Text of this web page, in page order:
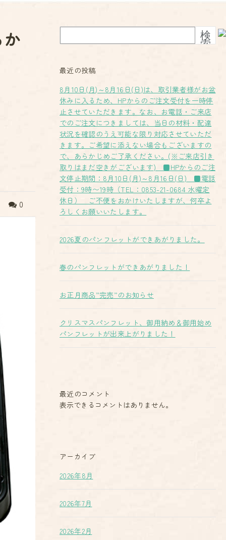
0
検
索
最近の投稿
8月10日(月)～8月16日(日)は、取引業者様がお盆
休みに入るため、HPからのご注文受付を一時停
止させていただきます。なお、お電話・ご来店
でのご注文につきましては、当日の材料・配達
状況を確認のうえ可能な限り対応させていただ
きます。ご希望に添えない場合もございますの
で、あらかじめご了承ください。(※ご来店引き
取りはまだ空きがございます) ■HPからのご注
文停止期間：8月10日(月)～8月16日(日) ■電話
受付：9時〜19時（TEL：0853-21-0684 水曜定
休日） ご不便をおかけいたしますが、何卒よ
ろしくお願いいたします。
2026夏のパンフレットができあがりました。
春のパンフレットができあがりました！
お正月商品”完売”のお知らせ
クリスマスパンフレット、御用納め＆御用始め
パンフレットが出来上がりました！
最近のコメント
表示できるコメントはありません。
アーカイブ
2026年8月
2026年7月
2026年2月